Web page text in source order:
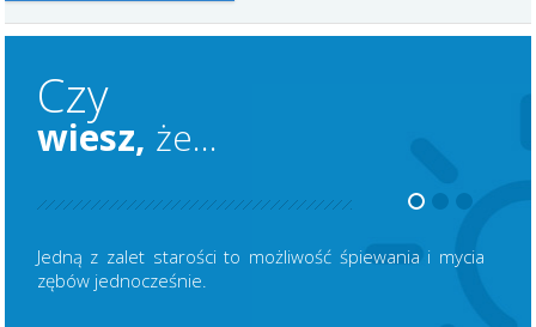
Czy
wiesz, że...
Jedną z zalet starości to możliwość śpiewania i mycia
zębów jednocześnie.